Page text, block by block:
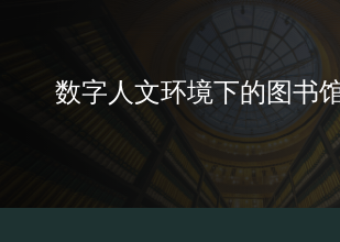
数字人文环境下的图书